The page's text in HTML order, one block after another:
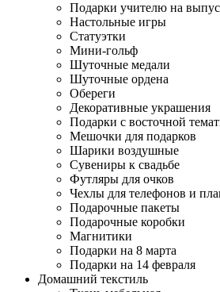
Подарки учителю на
Настольные игры
Статуэтки
Мини-гольф
Шуточные медали
Шуточные ордена
Обереги
Декоративные украшения
Подарки с восточной
Мешочки для подарков
Шарики воздушные
Сувениры к свадьбе
Футляры для очков
Чехлы для телефонов и
Подарочные пакеты
Подарочные коробки
Магнитики
Подарки на 8 марта
Подарки на 14 февраля
Домашний текстиль